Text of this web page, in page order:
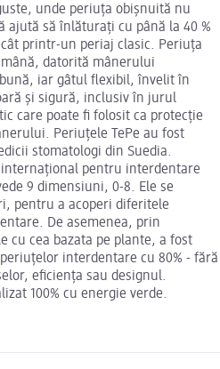
unde periuța obișnuită nu
ajută să înlăturați cu până la 40 %
printr-un periaj clasic. Periuța
datorită mânerului
iar gâtul flexibil, învelit în
și sigură, inclusiv în jurul
care poate fi folosit ca protecție
Periuțele TePe au fost
stomatologi din Suedia.
pentru interdentare
9 dimensiuni, 0-8. Ele se
pentru a acoperi diferitele
De asemenea, prin
cu cea bazata pe plante, a fost
interdentare cu 80% - fără
eficiența sau designul.
100% cu energie verde.